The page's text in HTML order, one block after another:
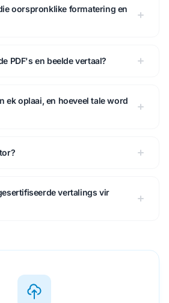
oorspronklike formatering en
PDF's en beelde vertaal?
ek oplaai, en hoeveel tale word
vertalings vir